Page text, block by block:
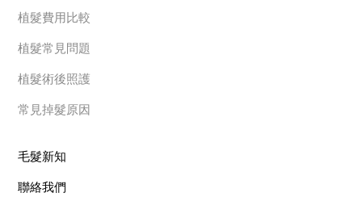
植髮費用比較
植髮常見問題
植髮術後照護
常見掉髮原因
毛髮新知
聯絡我們